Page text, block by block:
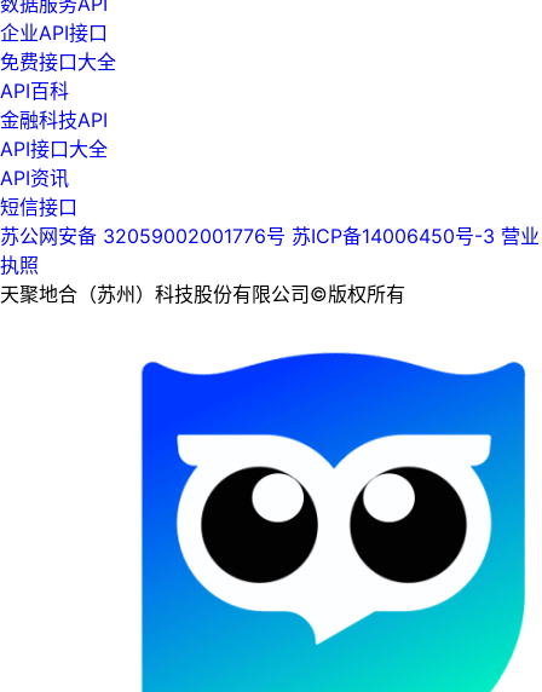
企业API接口
免费接口大全
API百科
金融科技API
API接口大全
API资讯
短信接口
苏公网安备 32059002001776号 苏ICP备14006450号-3 营业
执照
天聚地合（苏州）科技股份有限公司©版权所有